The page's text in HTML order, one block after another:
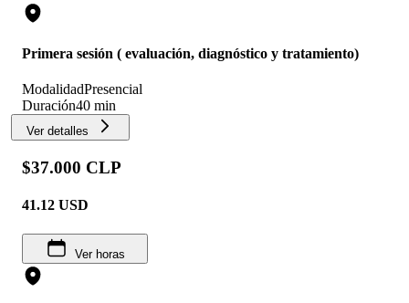
Primera sesión ( evaluación, diagnóstico y tratamiento)
ModalidadPresencial
Duración40 min
Ver detalles
$37.000 CLP
41.12 USD
Ver horas